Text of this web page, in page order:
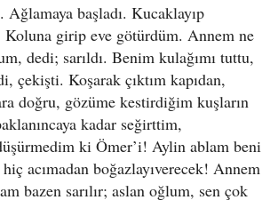
başladı. Kucaklayıp
Koluna girip eve götürdüm. Annem ne
dedi; sarıldı. Benim kulağımı tuttu,
çekişti. Koşarak çıktım kapıdan,
doğru, gözüme kestirdiğim kuşların
kadar seğirttim,
ki Ömer’i! Aylin ablam beni
acımadan boğazlayıverecek! Annem
bazen sarılır; aslan oğlum, sen çok